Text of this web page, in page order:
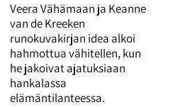
Veera Vähämaan ja Keanne
van de Kreeken
runokuvakirjan idea alkoi
hahmottua vähitellen, kun
he jakoivat ajatuksiaan
hankalassa
elämäntilanteessa.